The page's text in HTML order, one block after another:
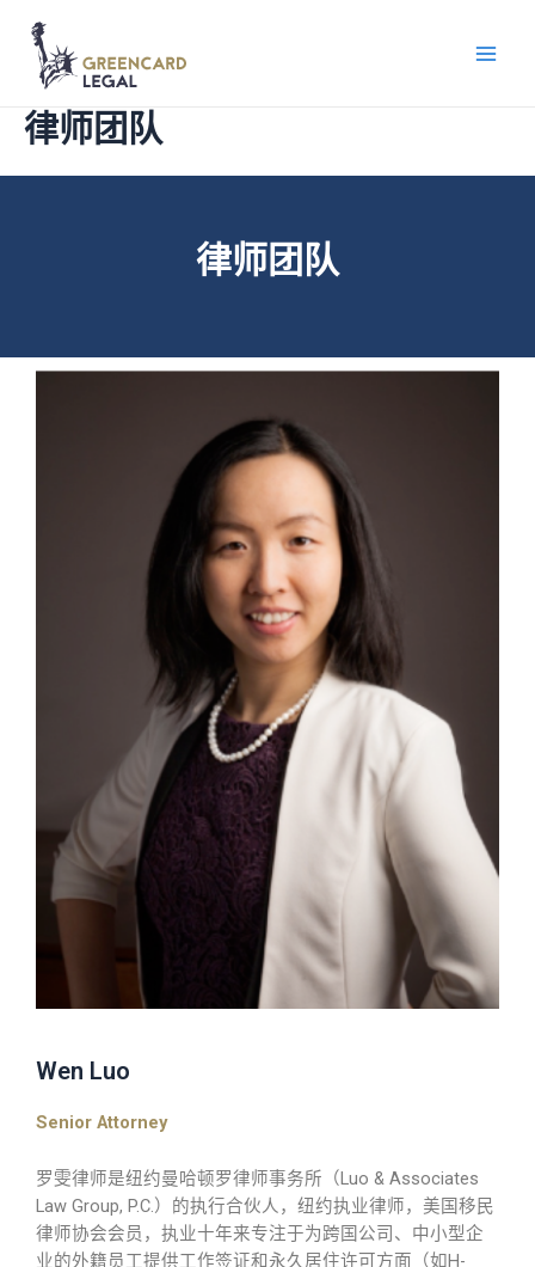
律师团队
律师团队
Wen Luo
Senior Attorney
罗雯律师是纽约曼哈顿罗律师事务所（Luo & Associates
Law Group, P.C.）的执行合伙人，纽约执业律师，美国移民
律师协会会员，执业十年来专注于为跨国公司、中小型企
业的外籍员工提供工作签证和永久居住许可方面（如H-